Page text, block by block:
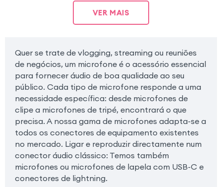
VER MAIS
Quer se trate de vlogging, streaming ou reuniões
de negócios, um microfone é o acessório essencial
para fornecer áudio de boa qualidade ao seu
público. Cada tipo de microfone responde a uma
necessidade específica: desde microfones de
clipe a microfones de tripé, encontrará o que
precisa. A nossa gama de microfones adapta-se a
todos os conectores de equipamento existentes
no mercado. Ligar e reproduzir directamente num
conector áudio clássico: Temos também
microfones ou microfones de lapela com USB-C e
conectores de lightning.